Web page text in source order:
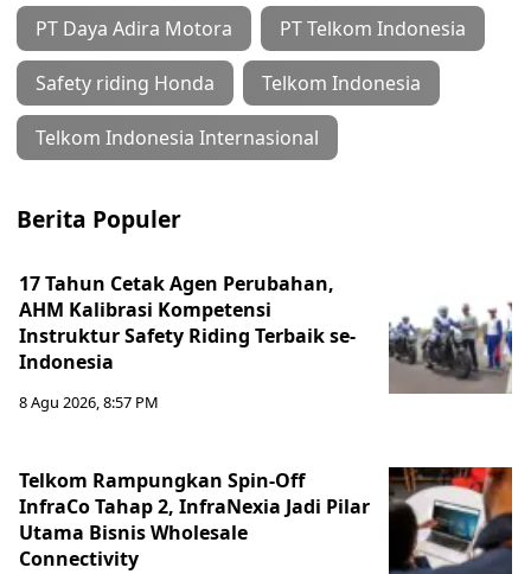
PT Daya Adira Motora PT Telkom Indonesia
Safety riding Honda Telkom Indonesia
Telkom Indonesia Internasional
Berita Populer
17 Tahun Cetak Agen Perubahan,
AHM Kalibrasi Kompetensi
Instruktur Safety Riding Terbaik se-
Indonesia
8 Agu 2026, 8:57 PM
Telkom Rampungkan Spin-Off
InfraCo Tahap 2, InfraNexia Jadi Pilar
Utama Bisnis Wholesale
Connectivity